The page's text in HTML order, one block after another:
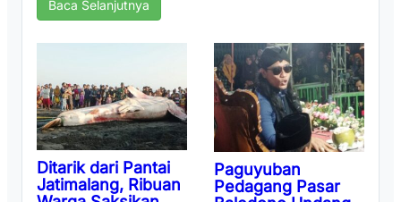
Baca Selanjutnya
Ditarik dari Pantai
Jatimalang, Ribuan
Paguyuban
Pedagang Pasar